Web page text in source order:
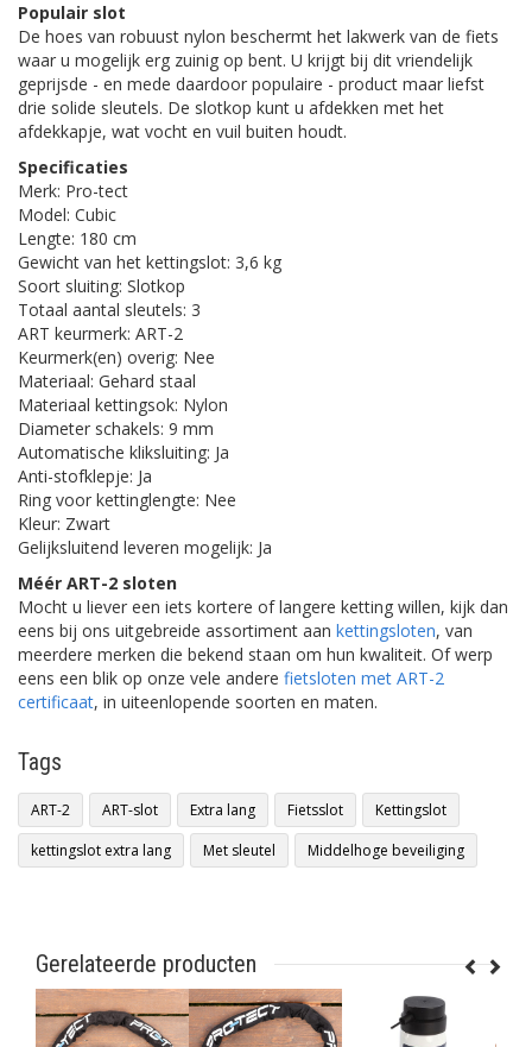
Populair slot
De hoes van robuust nylon beschermt het lakwerk van de fiets
waar u mogelijk erg zuinig op bent. U krijgt bij dit vriendelijk
geprijsde - en mede daardoor populaire - product maar liefst
drie solide sleutels. De slotkop kunt u afdekken met het
afdekkapje, wat vocht en vuil buiten houdt.
Specificaties
Merk: Pro-tect
Model: Cubic
Lengte: 180 cm
Gewicht van het kettingslot: 3,6 kg
Soort sluiting: Slotkop
Totaal aantal sleutels: 3
ART keurmerk: ART-2
Keurmerk(en) overig: Nee
Materiaal: Gehard staal
Materiaal kettingsok: Nylon
Diameter schakels: 9 mm
Automatische kliksluiting: Ja
Anti-stofklepje: Ja
Ring voor kettinglengte: Nee
Kleur: Zwart
Gelijksluitend leveren mogelijk: Ja
Méér ART-2 sloten
Mocht u liever een iets kortere of langere ketting willen, kijk dan
eens bij ons uitgebreide assortiment aan kettingsloten, van
meerdere merken die bekend staan om hun kwaliteit. Of werp
eens een blik op onze vele andere fietsloten met ART-2
certificaat, in uiteenlopende soorten en maten.
Tags
ART-2 ART-slot Extra lang Fietsslot
Kettingslot
kettingslot extra lang
Met sleutel Middelhoge beveiliging
Gerelateerde producten